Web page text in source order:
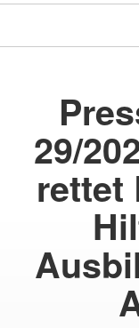
29/
rettet